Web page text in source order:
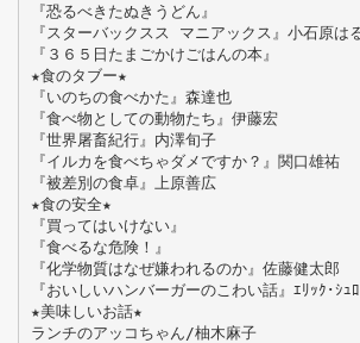
『恐るべきたぬきうどん』
『スターバックスス マニアックス』小石原は
『３６５日たまごかけごはんの本』
★食のタブー★
『いのちの食べかた』森達也
『食べ物としての動物たち』伊藤宏
『世界屠畜紀行』内澤旬子
『イルカを食べちゃダメですか？』関口雄祐
『被差別の食卓』上原善広
★食の安全★
『買ってはいけない』
『食べるな危険！』
『化学物質はなぜ嫌われるのか』佐藤健太郎
『おいしいハンバーガーのこわい話』ｴﾘｯｸ･ｼｭ
★美味しいお話★
ランチのアッコちゃん/柚木麻子